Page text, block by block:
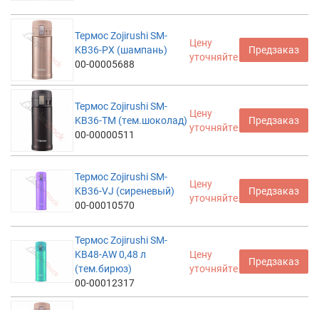
Термос Zojirushi SM-
KB36-PX (шампань)
00-00005688
Цену
уточняйте
Предзаказ
Термос Zojirushi SM-
KB36-TM (тем.шоколад)
00-00000511
Цену
уточняйте
Предзаказ
Термос Zojirushi SM-
KB36-VJ (сиреневый)
00-00010570
Цену
уточняйте
Предзаказ
Термос Zojirushi SM-
KB48-AW 0,48 л
(тем.бирюз)
00-00012317
Цену
уточняйте
Предзаказ